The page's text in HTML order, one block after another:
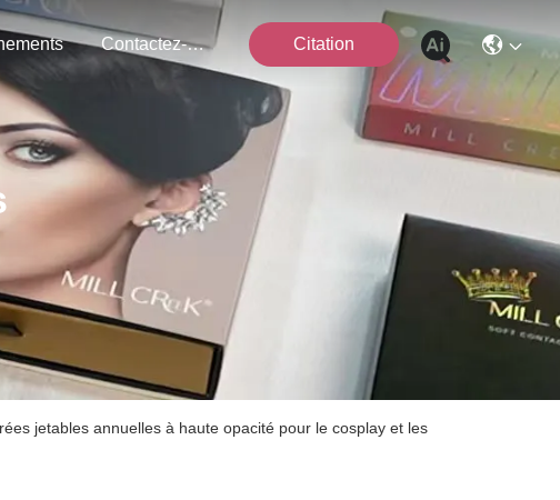
Contactez-Nous Citation
jetables annuelles à haute opacité pour le cosplay et les